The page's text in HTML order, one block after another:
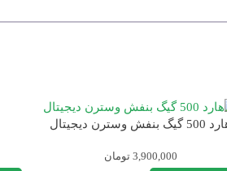
گیگ بنفش وسترن دیجیتال
3,900,000 تومان